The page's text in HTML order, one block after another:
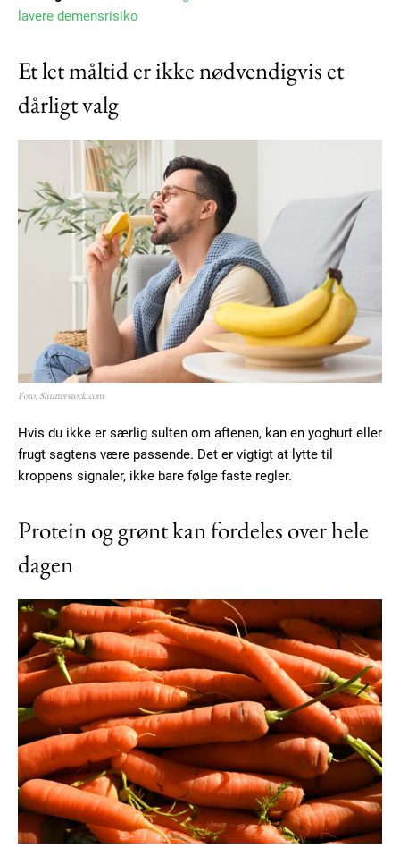
lavere demensrisiko
Et let måltid er ikke nødvendigvis et
dårligt valg
Foto: Shutterstock.com
Hvis du ikke er særlig sulten om aftenen, kan en yoghurt eller
frugt sagtens være passende. Det er vigtigt at lytte til
kroppens signaler, ikke bare følge faste regler.
Protein og grønt kan fordeles over hele
dagen